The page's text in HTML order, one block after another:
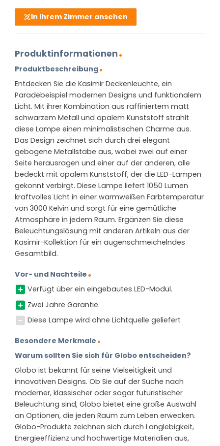
In Ihrem Zimmer ansehen
Produktinformationen
Produktbeschreibung
Entdecken Sie die Kasimir Deckenleuchte, ein
Paradebeispiel modernen Designs und funktionalem
Licht. Mit ihrer Kombination aus raffiniertem matt
schwarzem Metall und opalem Kunststoff strahlt
diese Lampe einen minimalistischen Charme aus.
Das Design zeichnet sich durch drei elegant
gebogene Metallstäbe aus, wobei zwei auf einer
Seite herausragen und einer auf der anderen, alle
bedeckt mit opalem Kunststoff, der die LED-Lampen
gekonnt verbirgt. Diese Lampe liefert 1050 Lumen
kraftvolles Licht in einer warmweißen Farbtemperatur
von 3000 Kelvin und sorgt für eine gemütliche
Atmosphäre in jedem Raum. Ergänzen Sie diese
Beleuchtungslösung mit anderen Artikeln aus der
Kasimir-Kollektion für ein augenschmeichelndes
Gesamtbild.
Vor- und Nachteile
Verfügt über ein eingebautes LED-Modul.
Zwei Jahre Garantie.
Diese Lampe wird ohne Lichtquelle geliefert
Besondere Merkmale
Warum sollten Sie sich für Globo entscheiden?
Globo ist bekannt für seine Vielseitigkeit und
innovativen Designs. Ob Sie auf der Suche nach
moderner, klassischer oder sogar futuristischer
Beleuchtung sind, Globo bietet eine große Auswahl
an Optionen, die jeden Raum zum Leben erwecken.
Globo-Produkte zeichnen sich durch Langlebigkeit,
Energieeffizienz und hochwertige Materialien aus,